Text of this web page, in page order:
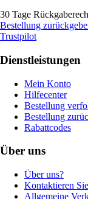
30 Tage
Bestellung
Trustpilot
Dienstleistungen
Mein Konto
Hilfecenter
Bestellung
Bestellung
Rabattcodes
Über uns
Über uns?
Kontaktieren
Allgemeine